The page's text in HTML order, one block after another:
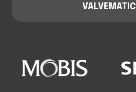
VALVEMATIC